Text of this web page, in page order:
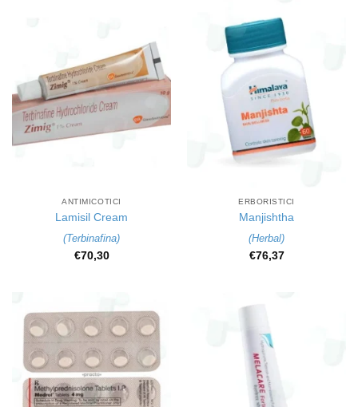
ANTIMICOTICI
Lamisil Cream
(Terbinafina)
€70,30
ERBORISTICI
Manjishtha
(Herbal)
€76,37